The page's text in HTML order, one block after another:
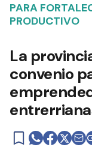
PARA
PRODUCTIVO
La
convenio